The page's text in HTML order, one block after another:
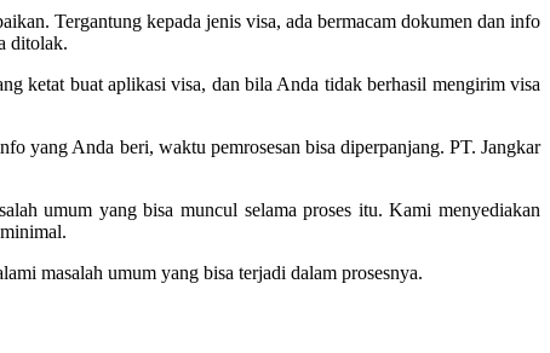
Tergantung kepada jenis visa, ada bermacam dokumen dan info
ditolak.
ketat buat aplikasi visa, dan bila Anda tidak berhasil mengirim visa
yang Anda beri, waktu pemrosesan bisa diperpanjang. PT. Jangkar
umum yang bisa muncul selama proses itu. Kami menyediakan
masalah umum yang bisa terjadi dalam prosesnya.